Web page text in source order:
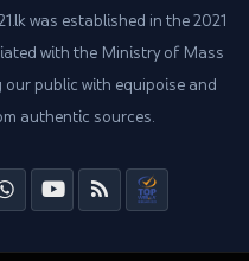
established in the 2021
with the Ministry of Mass
public with equipoise and
authentic sources.